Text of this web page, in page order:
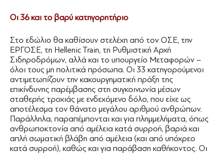
Οι 36 και το βαρύ κατηγορητήριο
Στο εδώλιο θα καθίσουν στελέχη από τον ΟΣΕ, την
ΕΡΓΟΣΕ, τη Hellenic Train, τη Ρυθμιστική Αρχή
Σιδηροδρόμων, αλλά και το υπουργείο Μεταφορών –
όλοι τους μη πολιτικά πρόσωπα. Οι 33 κατηγορούμενοι
αντιμετωπίζουν την κακουργηματική πράξη της
επικίνδυνης παρέμβασης στη συγκοινωνία μέσων
σταθερής τροχιάς με ενδεχόμενο δόλο, που είχε ως
αποτέλεσμα τον θάνατο μεγάλου αριθμού ανθρώπων.
Παράλληλα, παραπέμπονται και για πλημμελήματα, όπως
ανθρωποκτονία από αμέλεια κατά συρροή, βαριά και
απλή σωματική βλάβη από αμέλεια (και από υπόχρεο
κατά συρροή), καθώς και για παράβαση καθήκοντος. Οι